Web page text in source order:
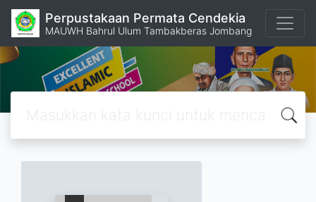
Perpustakaan Permata Cendekia
MAUWH Bahrul Ulum Tambakberas Jombang